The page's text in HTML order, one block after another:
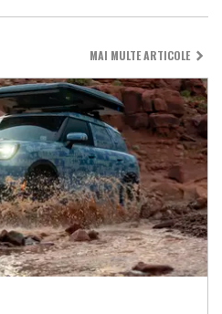
MAI MULTE ARTICOLE